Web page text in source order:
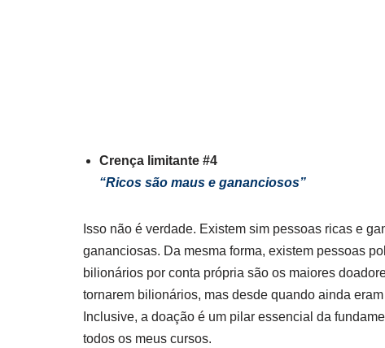
Crença limitante #4
“Ricos são maus e gananciosos”
Isso não é verdade. Existem sim pessoas ricas e
gananciosas. Da mesma forma, existem pessoas
bilionários por conta própria são os maiores
tornarem bilionários, mas desde quando ainda
Inclusive, a doação é um pilar essencial da
todos os meus cursos.